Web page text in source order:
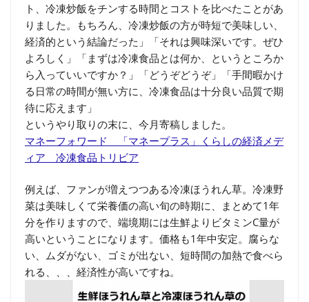
ト、冷凍炒飯をチンする時間とコストを比べたことがあ
りました。もちろん、冷凍炒飯の方が時短で美味しい、
経済的という結論だった」「それは興味深いです。ぜひ
よろしく」「まずは冷凍食品とは何か、というところか
ら入っていいですか？」「どうぞどうぞ」「手間暇かけ
る日常の時間が無い方に、冷凍食品は十分良い品質で期
待に応えます」
というやり取りの末に、今月寄稿しました。
マネーフォワード 「マネープラス」くらしの経済メデ
ィア 冷凍食品トリビア
例えば、ファンが増えつつある冷凍ほうれん草。冷凍野
菜は美味しくて栄養価の高い旬の時期に、まとめて1年
分を作りますので、端境期には生鮮よりビタミンC量が
高いということになります。価格も1年中安定。腐らな
い、ムダがない、ゴミが出ない、短時間の加熱で食べら
れる、、、経済性が高いですね。